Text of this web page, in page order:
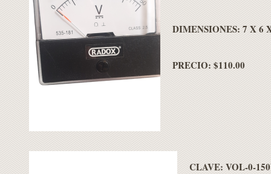
DIMENSIONES: 7 X 6
PRECIO: $110.00
CLAVE: VOL-0-